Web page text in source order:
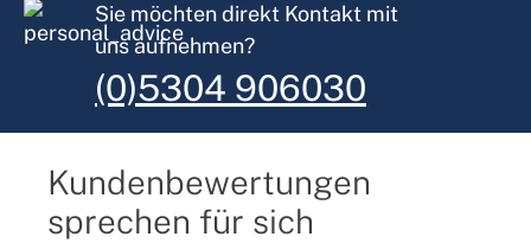
Sie möchten direkt Kontakt mit
uns aufnehmen?
(0)5304 906030
Kundenbewertungen
sprechen für sich